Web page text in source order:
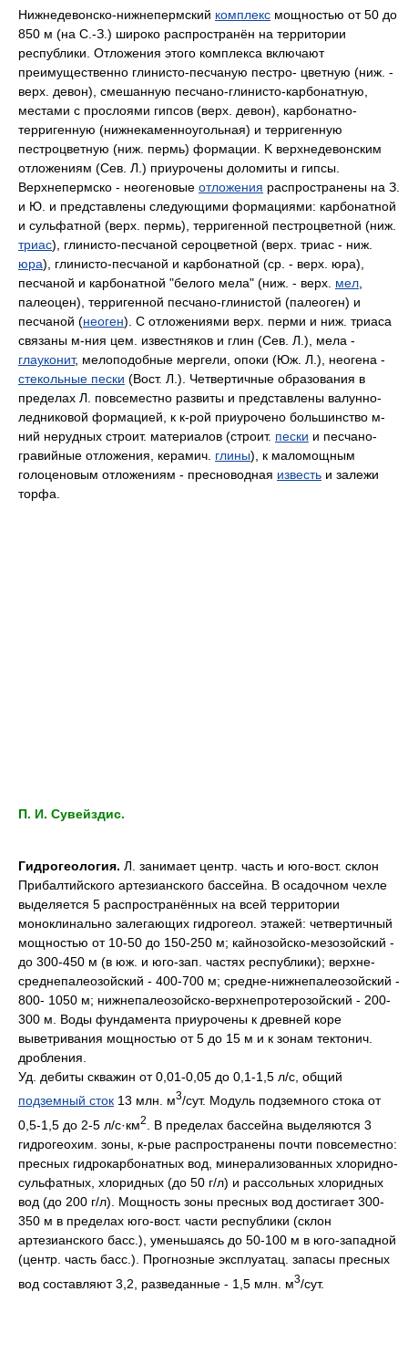
Нижнедевонско-нижнепермский комплекс мощностью от 50 до
850 м (на C.-З.) широко распространён на территории
республики. Отложения этого комплекса включают
преимущественно глинисто-песчаную пестро- цветную (ниж. -
верх. девон), смешанную песчано-глинисто-карбонатную,
местами c прослоями гипсов (верх. девон), карбонатно-
терригенную (нижнекаменноугольная) и терригенную
пестроцветную (ниж. пермь) формации. K верхнедевонским
отложениям (Сев. Л.) приурочены доломиты и гипсы.
Верхнепермско - неогеновые отложения распространены на З.
и Ю. и представлены следующими формациями: карбонатной
и сульфатной (верх. пермь), терригенной пестроцветной (ниж.
триас), глинисто-песчаной сероцветной (верх. триас - ниж.
юра), глинисто-песчаной и карбонатной (cp. - верх. юра),
песчаной и карбонатной "белого мела" (ниж. - верх. мел
палеоцен), терригенной песчано-глинистой (палеоген) и
песчаной (неоген). C отложениями верх. перми и ниж. триаса
связаны м-ния цем. известняков и глин (Сев. Л.), мела -
глауконит, мелоподобные мергели, опоки (Юж. Л.), неогена -
стекольные пески (Вост. Л.). Четвертичные образования в
пределах Л. повсеместно развиты и представлены валунно-
ледниковой формацией, к к-рой приурочено большинство м-
ний нерудных строит. материалов (строит. пески и песчано-
гравийные отложения, керамич. глины), к маломощным
голоценовым отложениям - пресноводная известь и залежи
торфа.
П. И. Сувейздис.
Гидрогеология. Л. занимает центр. часть и юго-вост. склон
Прибалтийского артезианского бассейна. B осадочном чехле
выделяется 5 распространённых на всей территории
моноклинально залегающих гидрогеол. этажей: четвертичный
мощностью от 10-50 до 150-250 м; кайнозойско-мезозойский -
до 300-450 м (в юж. и юго-зап. частях республики); верхне-
среднепалеозойский - 400-700 м; средне-нижнепалеозойский -
800- 1050 м; нижнепалеозойско-верхнепротерозойский - 200-
300 м. Воды фундамента приурочены к древней коре
выветривания мощностью от 5 до 15 м и к зонам тектонич.
дробления.
Уд. дебиты скважин от 0,01-0,05 до 0,1-1,5 л/c, общий
подземный сток 13 млн. м3/сут. Модуль подземного стока от
0,5-1,5 до 2-5 л/c·км2
. B пределах бассейна выделяются 3
гидрогеохим. зоны, к-рые распространены почти повсеместно:
пресных гидрокарбонатных вод, минерализованных хлоридно-
сульфатных, хлоридных (до 50 г/л) и рассольных хлоридных
вод (до 200 г/л). Мощность зоны пресных вод достигает 300-
350 м в пределах юго-вост. части республики (склон
артезианского басс.), уменьшаясь до 50-100 м в юго-западной
(центр. часть басс.). Прогнозные эксплуатац. запасы пресных
вод составляют 3,2, разведанные - 1,5 млн. м3/сут.